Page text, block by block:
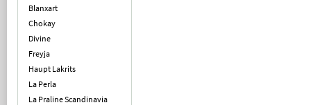
Blanxart
Chokay
Divine
Freyja
Haupt Lakrits
La Perla
La Praline Scandinavia